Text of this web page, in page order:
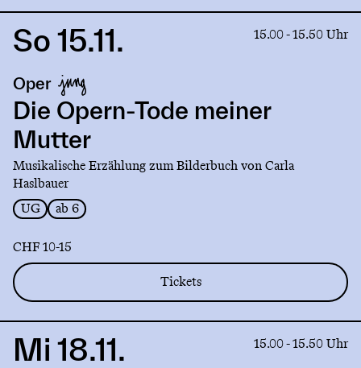
Link
Die
Opern-
Tode
meiner
Mutter
So 15.11. 15.00 - 15.50 Uhr
Oper
Die Opern-Tode meiner
Mutter
Musikalische Erzählung zum Bilderbuch von Carla
Haslbauer
UG
ab 6
CHF 10-15
Tickets
LinkMi 18.11. 15.00 - 15.50 Uhr